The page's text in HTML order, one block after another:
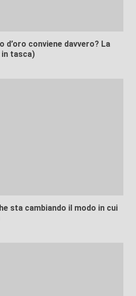
d’oro conviene davvero? La
tasca)
sta cambiando il modo in cui